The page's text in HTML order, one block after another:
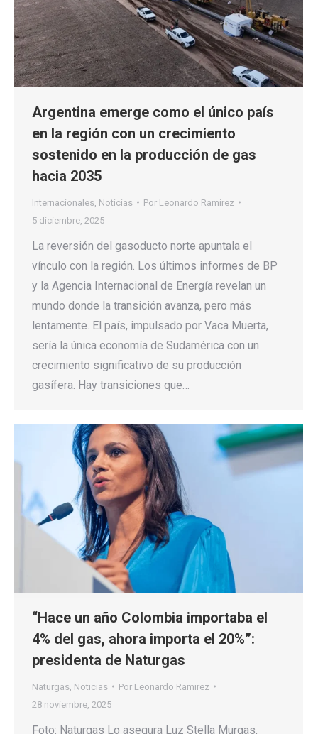
Argentina emerge como el único país
en la región con un crecimiento
sostenido en la producción de gas
hacia 2035
Internacionales Noticias Por Leonardo Ramirez
5 diciembre, 2025
La reversión del gasoducto norte apuntala el
vínculo con la región. Los últimos informes de BP
y la Agencia Internacional de Energía revelan un
mundo donde la transición avanza, pero más
lentamente. El país, impulsado por Vaca Muerta,
sería la única economía de Sudamérica con un
crecimiento significativo de su producción
gasífera. Hay transiciones que…
“Hace un año Colombia importaba el
4% del gas, ahora importa el 20%”:
presidenta de Naturgas
Naturgas Noticias Por Leonardo Ramirez
28 noviembre, 2025
Foto: Naturgas Lo asegura Luz Stella Murgas,